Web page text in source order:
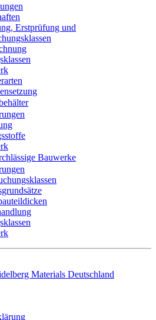
Erstprüfung und
Bauwerke
Materials Deutschland